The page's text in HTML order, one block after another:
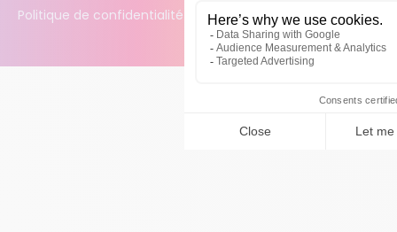
Politique de confidentialité des données